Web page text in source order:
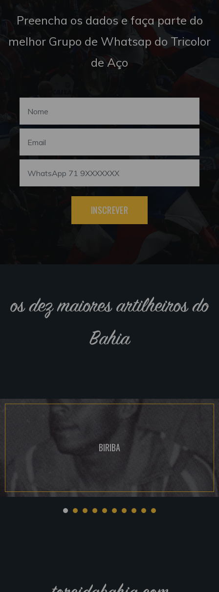
Preencha os dados e faça parte do
melhor Grupo de Whatsap do Tricolor
de Aço
INSCREVER
os dez maiores artilheiros do
Bahia
BIRIBA